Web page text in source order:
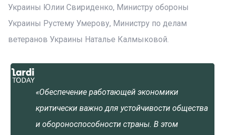
Украины Юлии Свириденко, Министру обороны
Украины Рустему Умерову, Министру по делам
ветеранов Украины Наталье Калмыковой.
«Обеспечение работающей экономики
критически важно для устойчивости общества
и обороноспособности страны. В этом